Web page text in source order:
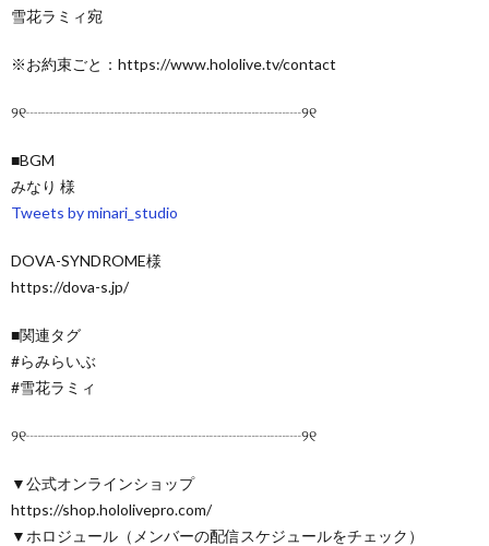
雪花ラミィ宛
※お約束ごと：https://www.hololive.tv/contact
୨୧┈┈┈┈┈┈┈┈┈┈┈┈┈┈┈┈┈┈୨୧
■BGM
みなり 様
Tweets by minari_studio
DOVA-SYNDROME様
https://dova-s.jp/
■関連タグ
#らみらいぶ
#雪花ラミィ
୨୧┈┈┈┈┈┈┈┈┈┈┈┈┈┈┈┈┈┈୨୧
▼公式オンラインショップ
https://shop.hololivepro.com/
▼ホロジュール（メンバーの配信スケジュールをチェック）